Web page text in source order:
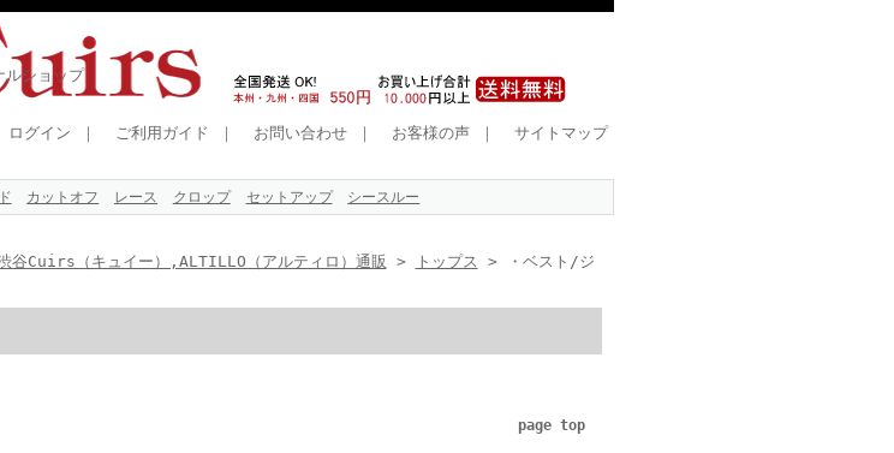
ルショップ
ログイン ｜ ご利用ガイド ｜ お問い合わせ｜ お客様の声｜ サイトマップ
カットオフ レース クロップ セットアップ シースルー
谷Cuirs（キュイー）,ALTILLO（アルティロ）通販 > トップス > ・ベスト/ジ
page top